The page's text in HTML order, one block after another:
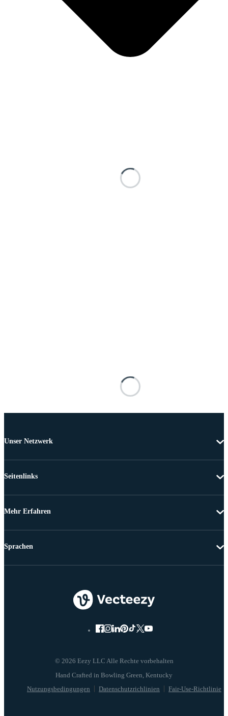
Unser Netzwerk
Seitenlinks
Mehr Erfahren
© 2026 Eezy LLC Alle Rechte vorbehalten
Nutzungsbedingungen Datenschutzrichlinien Fair-Use-Richtlinie
Sprachen